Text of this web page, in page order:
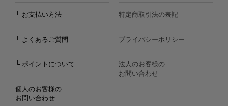
└ お支払い方法
└ よくあるご質問
└ ポイントについて
個人のお客様の
お問い合わせ
特定商取引法の表記
プライバシーポリシー
法人のお客様の
お問い合わせ